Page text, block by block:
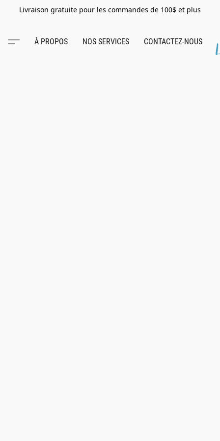
Livraison gratuite pour les commandes de 100$ et plus
À PROPOS NOS SERVICES CONTACTEZ-NOUS